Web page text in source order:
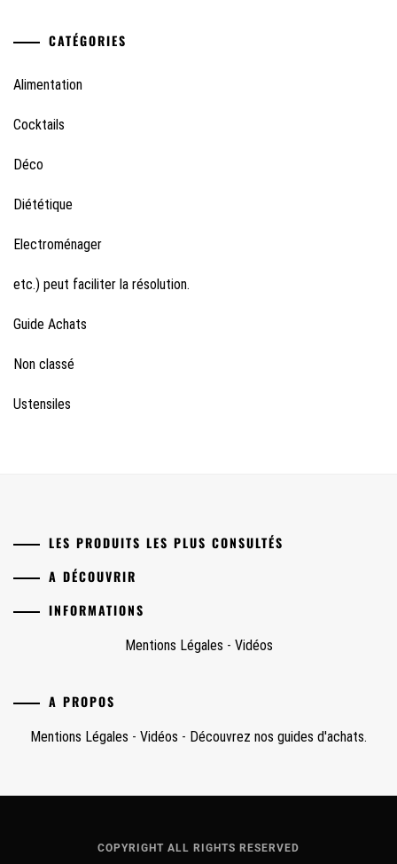
CATÉGORIES
Alimentation
Cocktails
Déco
Diététique
Electroménager
etc.) peut faciliter la résolution.
Guide Achats
Non classé
Ustensiles
LES PRODUITS LES PLUS CONSULTÉS
A DÉCOUVRIR
INFORMATIONS
Mentions Légales - Vidéos
A PROPOS
Mentions Légales - Vidéos - Découvrez nos guides d'achats.
COPYRIGHT ALL RIGHTS RESERVED